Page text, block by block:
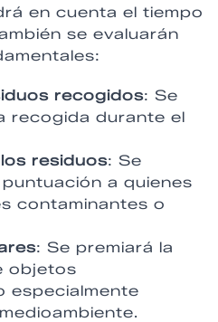
en cuenta el tiempo
se evaluarán
recogidos: Se
recogida durante el
residuos: Se
a quienes
contaminantes o
: Se premiará la
objetos
especialmente